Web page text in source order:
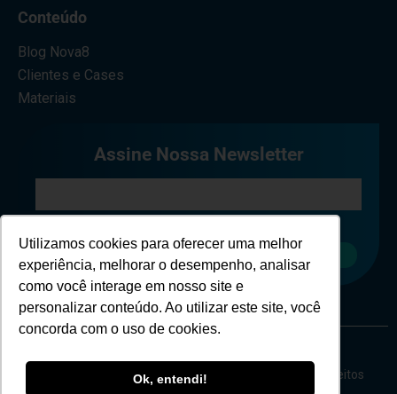
Utilizamos cookies para oferecer uma melhor
experiência, melhorar o desempenho, analisar
como você interage em nosso site e
personalizar conteúdo. Ao utilizar este site, você
concorda com o uso de cookies.
Ok, entendi!
Conteúdo
Blog Nova8
Clientes e Cases
Materiais
Assine Nossa Newsletter
Copyright © Nova 8 Cybersecurity - 2026 - Todos os direitos